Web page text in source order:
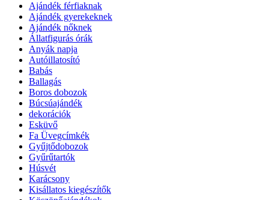
Ajándék férfiaknak
Ajándék gyerekeknek
Ajándék nőknek
Állatfigurás órák
Anyák napja
Autóillatosító
Babás
Ballagás
Boros dobozok
Búcsúajándék
dekorációk
Esküvő
Fa Üvegcímkék
Gyűjtődobozok
Gyűrűtartók
Húsvét
Karácsony
Kisállatos kiegészítők